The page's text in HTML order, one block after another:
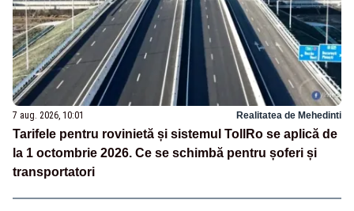
7 aug. 2026, 10:01 Realitatea de Mehedinti
Tarifele pentru rovinietă și sistemul TollRo se aplică de
la 1 octombrie 2026. Ce se schimbă pentru șoferi și
transportatori